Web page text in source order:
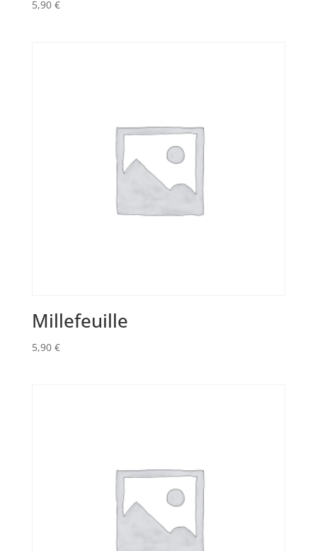
5,90 €
Millefeuille
5,90 €